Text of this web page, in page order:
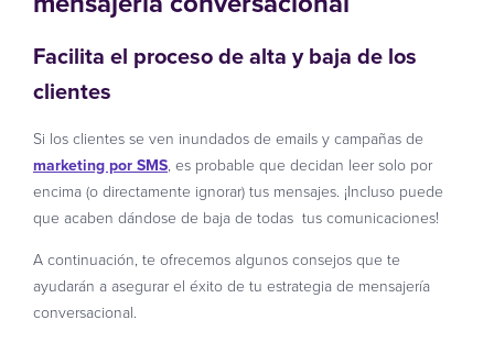
Facilita el proceso de alta y baja de los
clientes
Si los clientes se ven inundados de emails y campañas de
marketing por SMS, es probable que decidan leer solo por
encima (o directamente ignorar) tus mensajes. ¡Incluso puede
que acaben dándose de baja de todas tus comunicaciones!
A continuación, te ofrecemos algunos consejos que te
ayudarán a asegurar el éxito de tu estrategia de mensajería
conversacional.